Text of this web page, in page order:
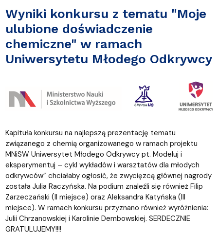
Wyniki konkursu z tematu "Moje
ulubione doświadczenie
chemiczne" w ramach
Uniwersytetu Młodego Odkrywcy
Kapituła konkursu na najlepszą prezentację tematu
związanego z chemią organizowanego w ramach projektu
MNiSW Uniwersytet Młodego Odkrywcy pt. Modeluj i
eksperymentuj – cykl wykładów i warsztatów dla młodych
odkrywców” chciałaby ogłosić, że zwycięzcą głównej nagrody
została Julia Raczyńska. Na podium znaleźli się również Filip
Zarzeczański (II miejsce) oraz Aleksandra Katyńska (III
miejsce). W ramach konkursu przyznano również wyróżnienia:
Julii Chrzanowskiej i Karolinie Dembowskiej. SERDECZNIE
GRATULUJEMY!!!!